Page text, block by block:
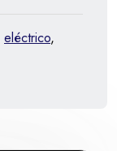
eléctrico,